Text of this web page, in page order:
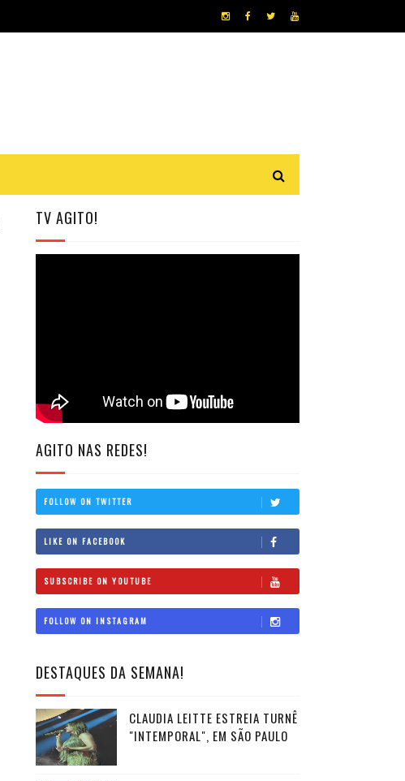
TV AGITO!
AGITO NAS REDES!
FOLLOW ON TWITTER
LIKE ON FACEBOOK
SUBSCRIBE ON YOUTUBE
FOLLOW ON INSTAGRAM
DESTAQUES DA SEMANA!
CLAUDIA LEITTE ESTREIA TURNÊ
"INTEMPORAL", EM SÃO PAULO